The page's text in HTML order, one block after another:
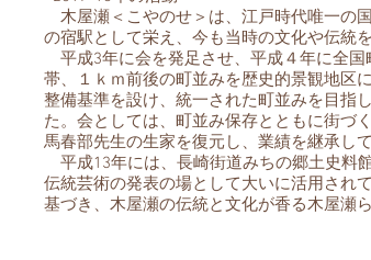
木屋瀬＜こやのせ＞は、江戸時代唯一の
の宿駅として栄え、今も当時の文化や伝統
平成3年に会を発足させ、平成４年に全
帯、１ｋｍ前後の町並みを歴史的景観地区
整備基準を設け、統一された町並みを目指
た。会としては、町並み保存とともに街づ
馬春部先生の生家を復元し、業績を継承して
平成13年には、長崎街道みちの郷土史料
伝統芸術の発表の場として大いに活用され
基づき、木屋瀬の伝統と文化が香る木屋瀬